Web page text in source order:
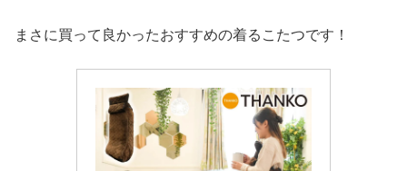
まさに買って良かったおすすめの着るこたつです！